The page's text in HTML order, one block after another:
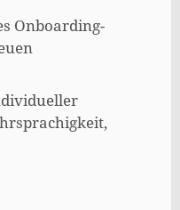
Onboarding-